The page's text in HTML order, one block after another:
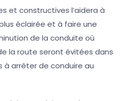
et constructives l’aidera à
éclairée et à faire une
de la conduite où
la route seront évitées dans
à arrêter de conduire au